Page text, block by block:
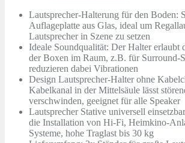
Lautsprecher-Halterung für den Boden:
Auflageplatte aus Glas, ideal um
Lautsprecher in Szene zu setzen
Ideale Soundqualität: Der Halter erlaubt
der Boxen im Raum, z.B. für Surround-
reduzieren dabei Vibrationen
Design Lautsprecher-Halter ohne
Kabelkanal in der Mittelsäule lässt
verschwinden, geeignet für alle Speaker
Lautsprecher Stative universell
die Installation von Hi-Fi, Heimkino-
Systeme, hohe Traglast bis 30 kg